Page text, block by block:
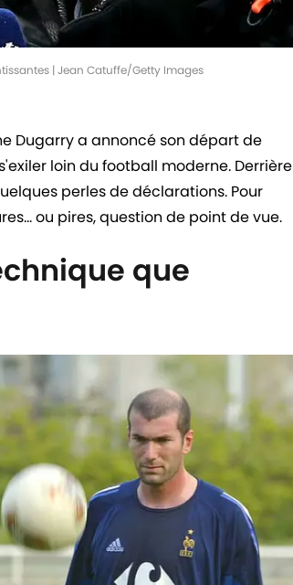
| Jean Catuffe/Getty Images
Dugarry a annoncé son départ de
loin du football moderne. Derrière
perles de déclarations. Pour
ou pires, question de point de vue.
que